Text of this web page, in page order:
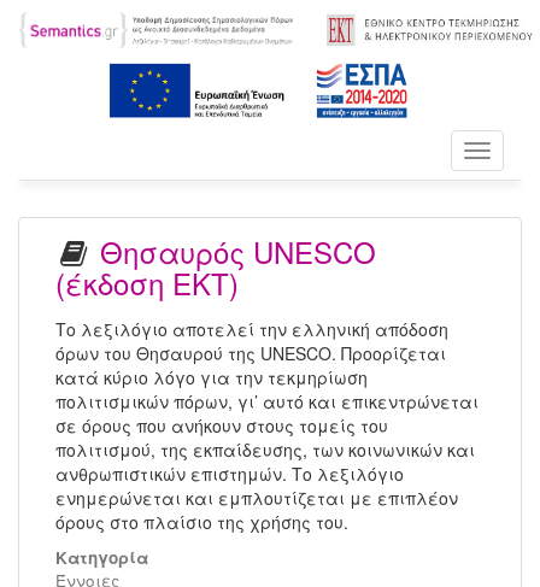
Toggle
Θησαυρός UNESCO
(έκδοση ΕΚΤ)
Το λεξιλόγιο αποτελεί την ελληνική απόδοση
όρων του Θησαυρού της UNESCO. Προορίζεται
κατά κύριο λόγο για την τεκμηρίωση
πολιτισμικών πόρων, γι’ αυτό και επικεντρώνεται
σε όρους που ανήκουν στους τομείς του
πολιτισμού, της εκπαίδευσης, των κοινωνικών και
ανθρωπιστικών επιστημών. Το λεξιλόγιο
ενημερώνεται και εμπλουτίζεται με επιπλέον
όρους στο πλαίσιο της χρήσης του.
Κατηγορία
Έννοιες